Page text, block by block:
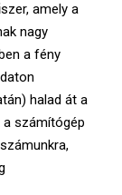
amely a
nagy
a fény
halad át a
számítógép